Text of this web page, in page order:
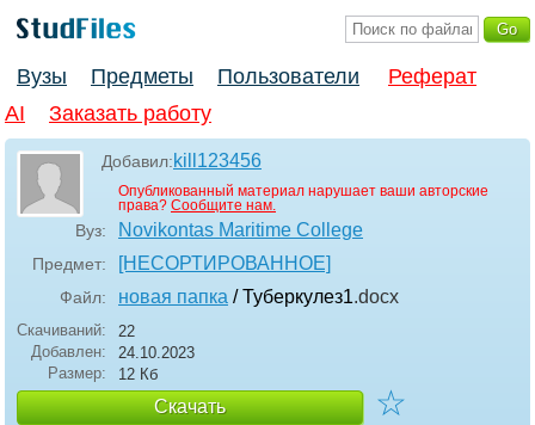
Вузы Предметы Пользователи
Реферат
AI
Заказать работу
Добавил:kill123456
Опубликованный материал нарушает ваши авторские
права? Сообщите нам.
Вуз: Novikontas Maritime College
Предмет: [НЕСОРТИРОВАННОЕ]
Файл: новая папка / Туберкулез1.docx
Скачиваний:
22
Добавлен:
24.10.2023
Размер:
12 Кб
Скачать ☆